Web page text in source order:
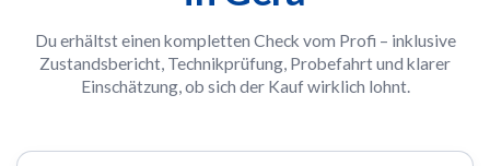
Du erhältst einen kompletten Check vom Profi – inklusive
Zustandsbericht, Technikprüfung, Probefahrt und klarer
Einschätzung, ob sich der Kauf wirklich lohnt.